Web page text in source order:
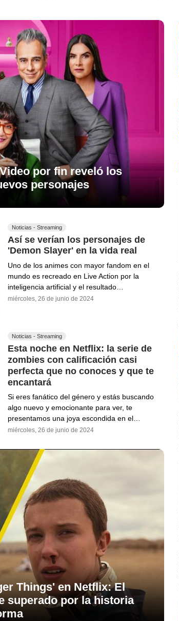
por fin reveló los
personajes
Noticias - Streaming
Así se verían los personajes de
'Demon Slayer' en la vida real
Uno de los animes con mayor fandom en el
mundo es recreado en Live Action por la
inteligencia artificial y el resultado…
miércoles, 26 de junio de 2024
Noticias - Streaming
Esta noche en Netflix: la serie de
zombies con calificación casi
perfecta que no conoces y que te
encantará
Si eres fanático del género y estás buscando
algo nuevo y emocionante para ver, te
presentamos una joya escondida en el…
miércoles, 26 de junio de 2024
Things' en Netflix: El
superado por la historia